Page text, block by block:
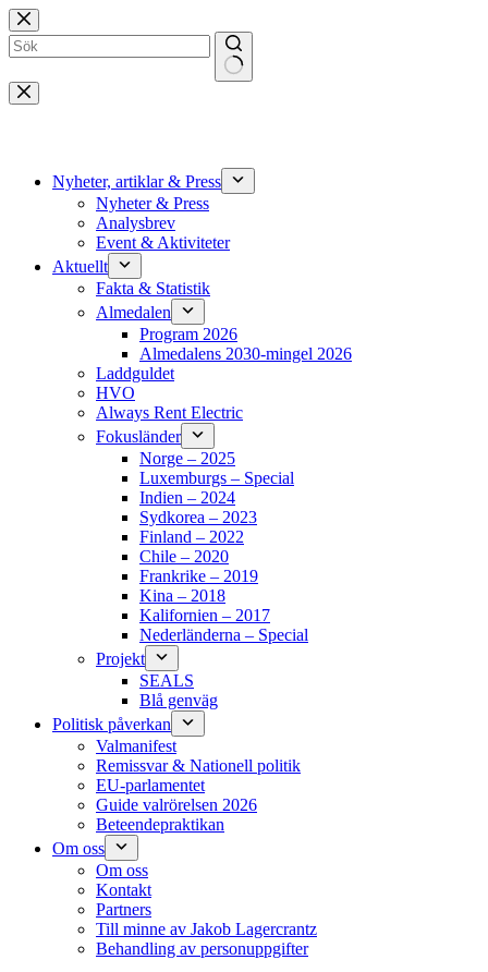
Hoppa
till
innehåll
Inga
resultat
Nyheter, artiklar & Press
Nyheter & Press
Analysbrev
Event & Aktiviteter
Aktuellt
Fakta & Statistik
Almedalen
Program 2026
Almedalens 2030-mingel 2026
Laddguldet
HVO
Always Rent Electric
Fokusländer
Norge – 2025
Luxemburgs – Special
Indien – 2024
Sydkorea – 2023
Finland – 2022
Chile – 2020
Frankrike – 2019
Kina – 2018
Kalifornien – 2017
Nederländerna – Special
Projekt
SEALS
Blå genväg
Politisk påverkan
Valmanifest
Remissvar & Nationell politik
EU-parlamentet
Guide valrörelsen 2026
Beteendepraktikan
Om oss
Om oss
Kontakt
Partners
Till minne av Jakob Lagercrantz
Behandling av personuppgifter